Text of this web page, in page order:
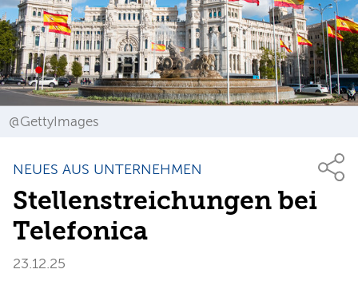
@GettyImages
NEUES AUS UNTERNEHMEN
Stellenstreichungen bei
Telefonica
23.12.25
Anmelden